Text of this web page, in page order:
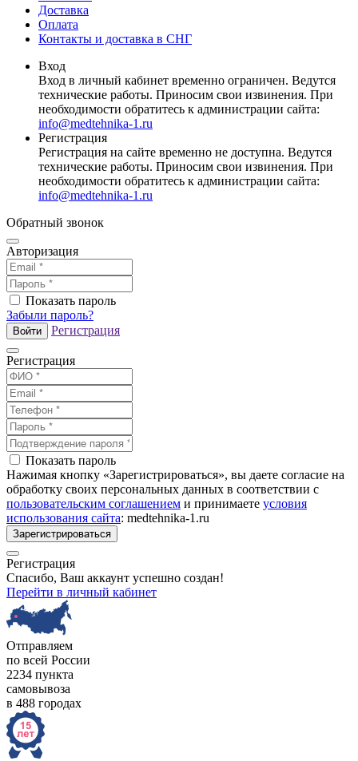
Доставка
Оплата
Контакты и доставка в СНГ
Вход
Вход в личный кабинет временно ограничен. Ведутся
технические работы. Приносим свои извинения. При
необходимости обратитесь к администрации сайта:
info@medtehnika-1.ru
Регистрация
Регистрация на сайте временно не доступна. Ведутся
технические работы. Приносим свои извинения. При
необходимости обратитесь к администрации сайта:
info@medtehnika-1.ru
Обратный звонок
Авторизация
Показать пароль
Забыли пароль?
Войти Регистрация
Регистрация
Показать пароль
Нажимая кнопку «Зарегистрироваться», вы даете согласие на
обработку своих персональных данных в соответствии с
пользовательским соглашением и принимаете условия
использования сайта: medtehnika-1.ru
Зарегистрироваться
Регистрация
Спасибо, Ваш аккаунт успешно создан!
Перейти в личный кабинет
Отправляем
по всей России
2234 пункта
самовывоза
в 488 городах